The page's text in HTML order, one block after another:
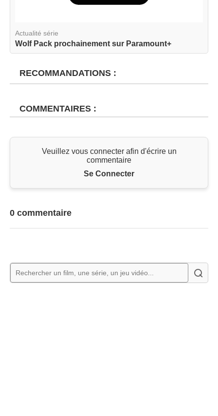
Actualité série
Wolf Pack prochainement sur Paramount+
RECOMMANDATIONS :
COMMENTAIRES :
Veuillez vous connecter afin d'écrire un
commentaire
Se Connecter
0 commentaire